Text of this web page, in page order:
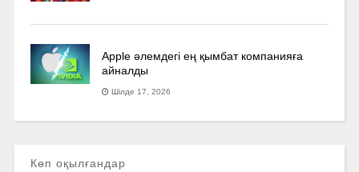
Apple әлемдегі ең қымбат компанияға
айналды
Шілде 17, 2026
Көп оқылғандар